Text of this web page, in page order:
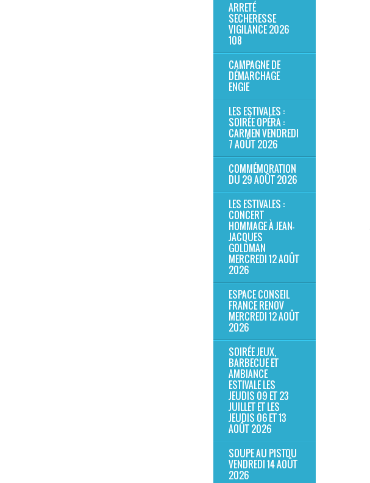
ARRETÉ
SECHERESSE
VIGILANCE 2026
108
CAMPAGNE DE
DÉMARCHAGE
ENGIE
LES ESTIVALES :
SOIRÉE OPÉRA :
CARMEN VENDREDI
7 AOÛT 2026
COMMÉMORATION
DU 29 AOÛT 2026
LES ESTIVALES :
CONCERT
HOMMAGE À JEAN-
JACQUES
GOLDMAN
MERCREDI 12 AOÛT
2026
ESPACE CONSEIL
FRANCE RENOV
MERCREDI 12 AOÛT
2026
SOIRÉE JEUX,
BARBECUE ET
AMBIANCE
ESTIVALE LES
JEUDIS 09 ET 23
JUILLET ET LES
JEUDIS 06 ET 13
AOÛT 2026
SOUPE AU PISTOU
VENDREDI 14 AOÛT
2026